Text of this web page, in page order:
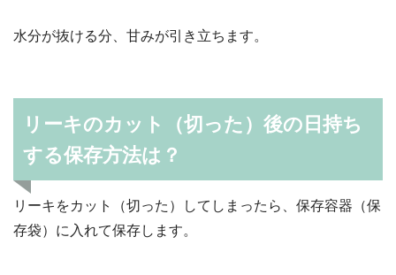
水分が抜ける分、甘みが引き立ちます。
リーキのカット（切った）後の日持ち
する保存方法は？
リーキをカット（切った）してしまったら、保存容器（保
存袋）に入れて保存します。